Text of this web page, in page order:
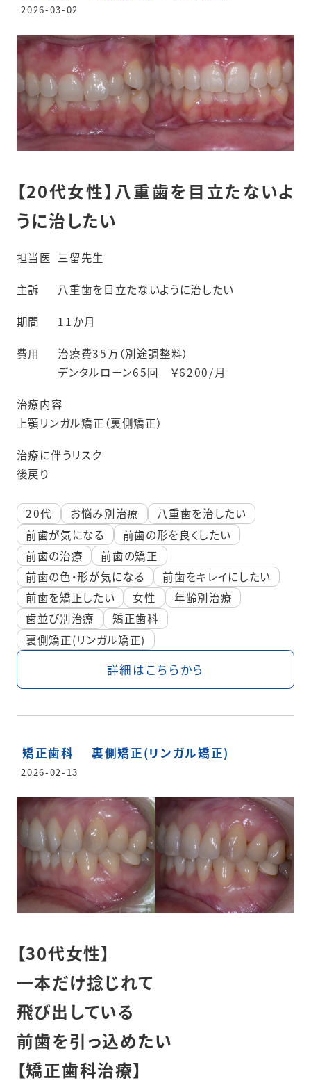
2026-03-02
【20代女性】八重歯を目立たないよ
うに治したい
担当医 三留先生
主訴 八重歯を目立たないように治したい
期間 11か月
費用
治療費35万（別途調整料）
デンタルローン65回 ￥6200/月
治療内容
上顎リンガル矯正（裏側矯正）
治療に伴うリスク
後戻り
20代 お悩み別治療
八重歯を治したい
前歯が気になる
前歯の形を良くしたい
前歯の治療
前歯の矯正
前歯の色・形が気になる
前歯をキレイにしたい
前歯を矯正したい
女性
年齢別治療
歯並び別治療
矯正歯科
裏側矯正(リンガル矯正)
詳細はこちらから
矯正歯科 裏側矯正(リンガル矯正)
2026-02-13
【30代女性】
一本だけ捻じれて
飛び出している
前歯を引っ込めたい
【矯正歯科治療】